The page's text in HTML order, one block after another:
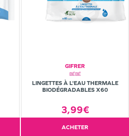
GIFRER
BÉBÉ
LINGETTES À L'EAU THERMALE
BIODÉGRADABLES X60
3,99€
ACHETER